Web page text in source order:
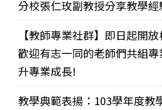
分校張仁玫副教授分享教學經
【教師專業社群】即日起開
歡迎有志一同的老師們共組
升專業成長!
教學典範表揚：103學年度教